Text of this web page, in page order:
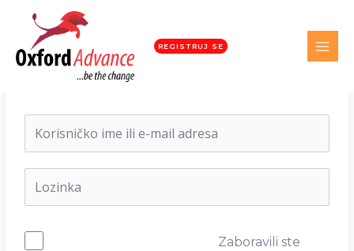
REGISTRUJ SE
Dobrodošli nazad!
Zaboravili ste